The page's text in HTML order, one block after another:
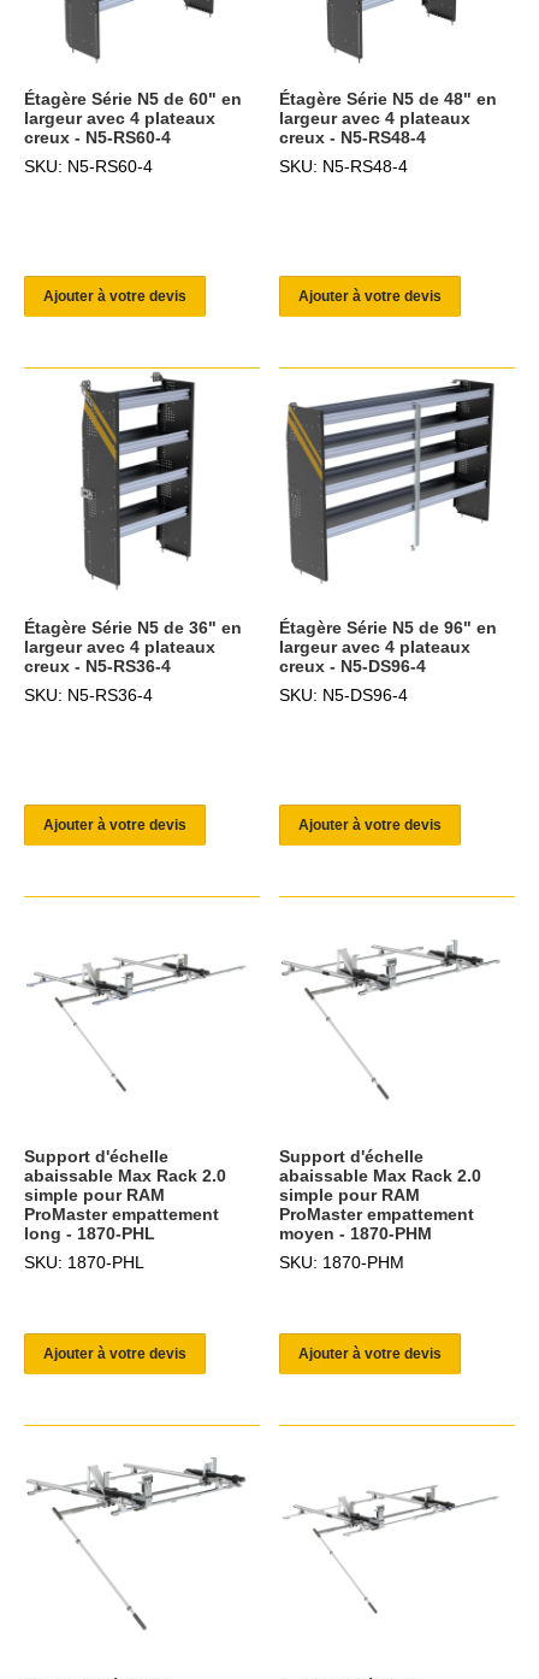
Étagère Série N5 de 60" en
largeur avec 4 plateaux
creux - N5-RS60-4
SKU: N5-RS60-4
Ajouter à votre devis
Étagère Série N5 de 48" en
largeur avec 4 plateaux
creux - N5-RS48-4
SKU: N5-RS48-4
Ajouter à votre devis
Étagère Série N5 de 36" en
largeur avec 4 plateaux
creux - N5-RS36-4
SKU: N5-RS36-4
Ajouter à votre devis
Étagère Série N5 de 96" en
largeur avec 4 plateaux
creux - N5-DS96-4
SKU: N5-DS96-4
Ajouter à votre devis
Support d'échelle
abaissable Max Rack 2.0
simple pour RAM
ProMaster empattement
long - 1870-PHL
SKU: 1870-PHL
Ajouter à votre devis
Support d'échelle
abaissable Max Rack 2.0
simple pour RAM
ProMaster empattement
moyen - 1870-PHM
SKU: 1870-PHM
Ajouter à votre devis